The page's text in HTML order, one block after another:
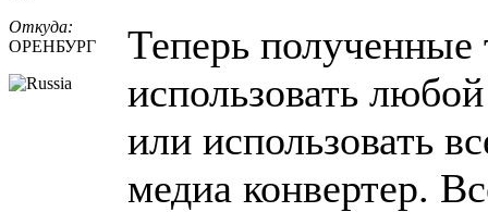
Откуда:
ОРЕНБУРГ
Теперь полученные
использовать
или использовать
медиа конвертер.